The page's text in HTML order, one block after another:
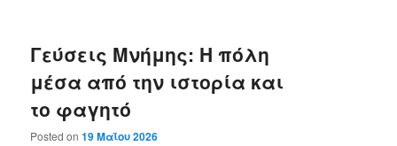
Γεύσεις Μνήμης: Η πόλη
μέσα από την ιστορία και
το φαγητό
Posted on19 Μαΐου 2026